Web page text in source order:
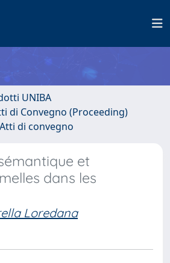
UNIBA
di Convegno (Proceeding)
di convegno
et
dans les
Loredana